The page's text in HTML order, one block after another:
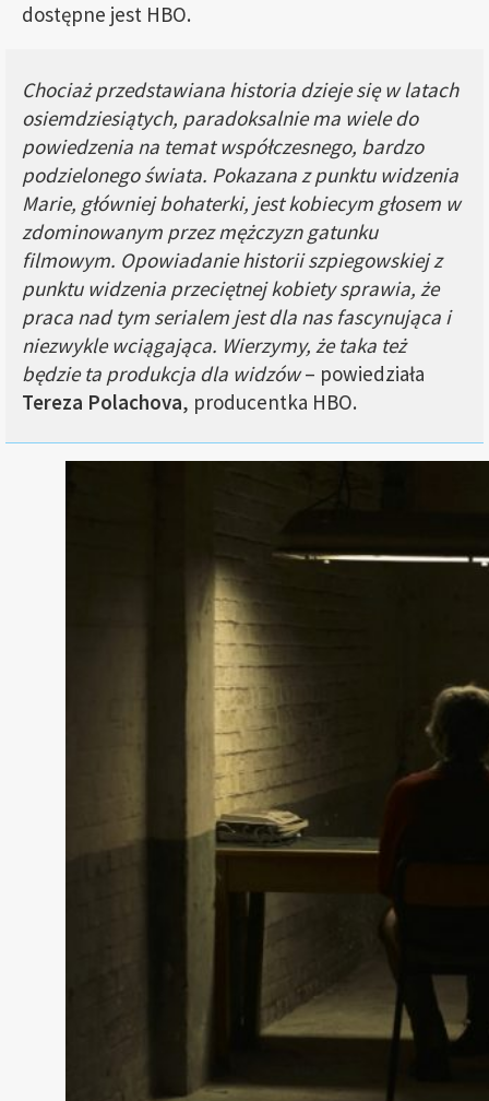
dostępne jest HBO.
Chociaż przedstawiana historia dzieje się w latach
osiemdziesiątych, paradoksalnie ma wiele do
powiedzenia na temat współczesnego, bardzo
podzielonego świata. Pokazana z punktu widzenia
Marie, główniej bohaterki, jest kobiecym głosem w
zdominowanym przez mężczyzn gatunku
filmowym. Opowiadanie historii szpiegowskiej z
punktu widzenia przeciętnej kobiety sprawia, że
praca nad tym serialem jest dla nas fascynująca i
niezwykle wciągająca. Wierzymy, że taka też
będzie ta produkcja dla widzów– powiedziała
Tereza Polachova, producentka HBO.